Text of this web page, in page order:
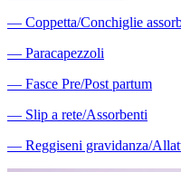
― Coppetta/Conchiglie
― Paracapezzoli
― Fasce Pre/Post partum
― Slip a rete/Assorbenti
― Reggiseni gravidanza/